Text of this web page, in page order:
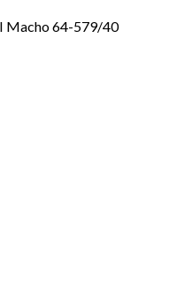
Macho 64-579/40